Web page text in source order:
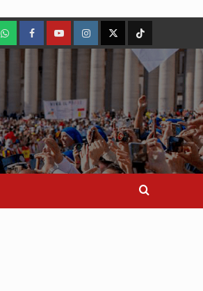
WhatsAppFacebookYoutubeInstagram
X TikTok